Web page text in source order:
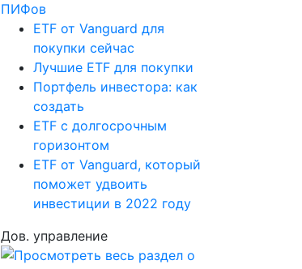
ETF от Vanguard для
покупки сейчас
Лучшие ETF для покупки
Портфель инвестора: как
создать
ETF с долгосрочным
горизонтом
ETF от Vanguard, который
поможет удвоить
инвестиции в 2022 году
Дов. управление